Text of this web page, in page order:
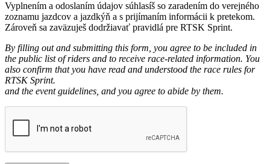
Vyplnením a odoslaním údajov súhlasíš so zaradením do verejného
zoznamu jazdcov a jazdkýň a s prijímaním informácii k pretekom.
Zároveň sa zaväzuješ dodržiavať pravidlá pre RTSK Sprint.
By filling out and submitting this form, you agree to be included in
the public list of riders and to receive race-related information. You
also confirm that you have read and understood the race rules for
RTSK Sprint.
and the event guidelines, and you agree to abide by them.